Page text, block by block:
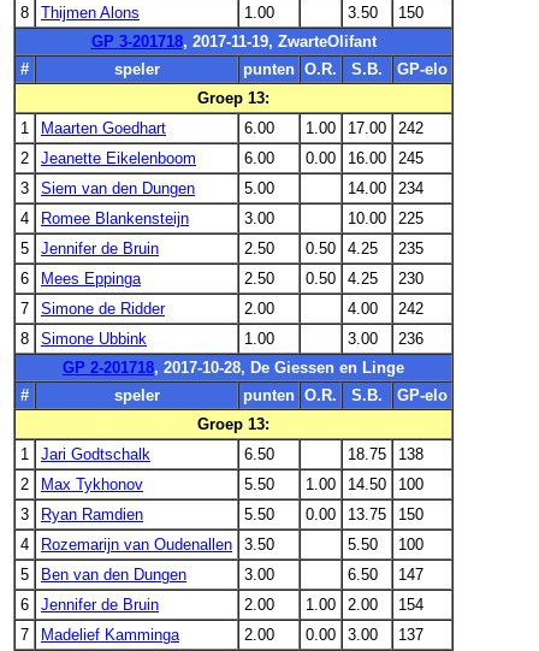
8
Thijmen Alons 1.00 3.50
150
GP 3-201718, 2017-11-19, ZwarteOlifant
#
speler punten O.R. S.B.
GP-elo
Groep 13:
1
Maarten Goedhart 6.00 1.00 17.00
242
2
Jeanette Eikelenboom 6.00 0.00 16.00
245
3
Siem van den Dungen 5.00 14.00
234
4
Romee Blankensteijn 3.00 10.00
225
5
Jennifer de Bruin 2.50 0.50 4.25
235
6
Mees Eppinga 2.50 0.50 4.25
230
7
Simone de Ridder 2.00 4.00
242
8
Simone Ubbink 1.00 3.00
236
GP 2-201718, 2017-10-28, De Giessen en Linge
#
speler punten O.R. S.B.
GP-elo
Groep 13:
1
Jari Godtschalk 6.50 18.75
138
2
Max Tykhonov 5.50 1.00 14.50
100
3
Ryan Ramdien 5.50 0.00 13.75
150
4
Rozemarijn van Oudenallen 3.50 5.50
100
5
Ben van den Dungen 3.00 6.50
147
6
Jennifer de Bruin 2.00 1.00 2.00
154
7
Madelief Kamminga 2.00 0.00 3.00
137